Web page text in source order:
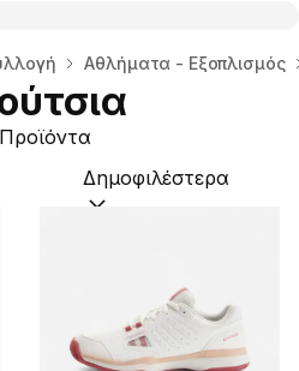
Αθλήματα - Εξοπλισμός
Ταξινόμηση κατά: